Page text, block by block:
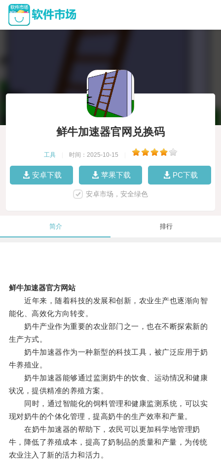
鲜牛加速器官网兑换码
工具 时间：2025-10-15
安卓下载 苹果下载 PC下载
安卓市场，安全绿色
简介 排行
鲜牛加速器官方网站
近年来，随着科技的发展和创新，农业生产也逐渐向智
能化、高效化方向转变。
奶牛产业作为重要的农业部门之一，也在不断探索新的
生产方式。
奶牛加速器作为一种新型的科技工具，被广泛应用于奶
牛养殖业。
奶牛加速器能够通过监测奶牛的饮食、运动情况和健康
状况，提供精准的养殖方案。
同时，通过智能化的饲料管理和健康监测系统，可以实
现对奶牛的个体化管理，提高奶牛的生产效率和产量。
在奶牛加速器的帮助下，农民可以更加科学地管理奶
牛，降低了养殖成本，提高了奶制品的质量和产量，为传统
农业注入了新的活力和活力。